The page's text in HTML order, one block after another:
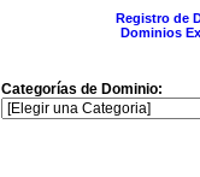
Registro de
Dominios
Categorías de Dominio: